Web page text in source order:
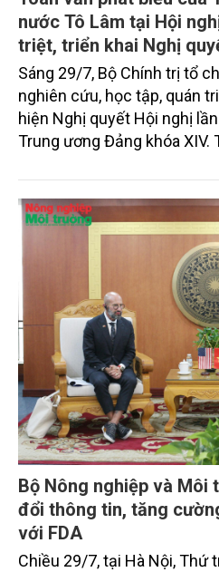
nước Tô Lâm tại Hội
triệt, triển khai Nghị
ương 3, khóa XIV
Sáng 29/7, Bộ Chính trị tổ
nghiên cứu, học tập, quán
hiện Nghị quyết Hội nghị
Trung ương Đảng khóa XIV.
trọng. Tạp chí Nông nghiệp
giới thiệu toàn văn bài phát
Bí thư, Chủ tịch nước.
Bộ Nông nghiệp và
đổi thông tin, tăng
với FDA
Chiều 29/7, tại Hà Nội, Thứ